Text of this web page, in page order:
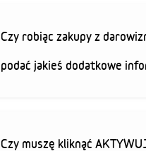
Czy robiąc zakupy z
podać jakieś dodatkowe
Czy muszę kliknąć